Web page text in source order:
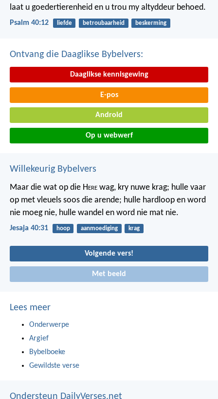
laat u goedertierenheid en u trou my altyddeur behoed.
Psalm 40:12 liefde betroubaarheid beskerming
Ontvang die Daaglikse Bybelvers:
Daaglikse kennisgewing
E-pos
Android
Op u webwerf
Willekeurig Bybelvers
Maar die wat op die Here wag, kry nuwe krag; hulle vaar
op met vleuels soos die arende; hulle hardloop en word
nie moeg nie, hulle wandel en word nie mat nie.
Jesaja 40:31 hoop aanmoediging krag
Volgende vers!
Met beeld
Lees meer
Onderwerpe
Argief
Bybelboeke
Gewildste verse
Ondersteun DailyVerses.net